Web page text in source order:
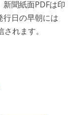
聞紙面PDFは印
行日の早朝には
れます。